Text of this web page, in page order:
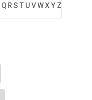
QRSTUVWXYZ